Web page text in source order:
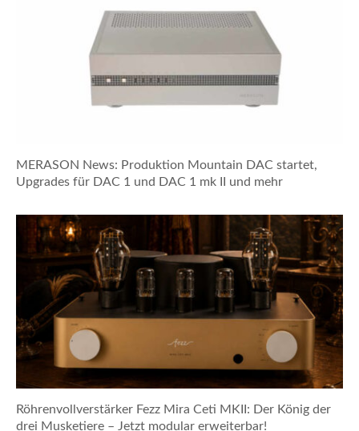
MERASON News: Produktion Mountain DAC startet,
Upgrades für DAC 1 und DAC 1 mk II und mehr
Röhrenvollverstärker Fezz Mira Ceti MKII: Der König der
drei Musketiere – Jetzt modular erweiterbar!